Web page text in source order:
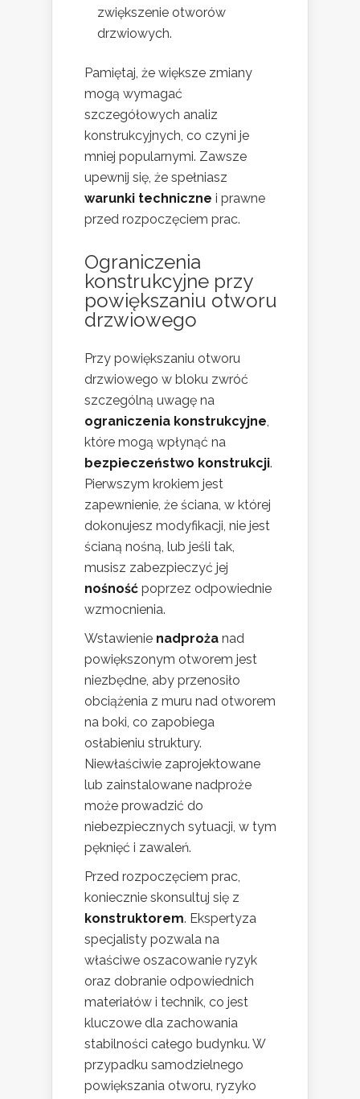
zwiększenie otworów
drzwiowych.
Pamiętaj, że większe zmiany
mogą wymagać
szczegółowych analiz
konstrukcyjnych, co czyni je
mniej popularnymi. Zawsze
upewnij się, że spełniasz
warunki techniczne i prawne
przed rozpoczęciem prac.
Ograniczenia
konstrukcyjne przy
powiększaniu otworu
drzwiowego
Przy powiększaniu otworu
drzwiowego w bloku zwróć
szczególną uwagę na
ograniczenia konstrukcyjne
które mogą wpłynąć na
bezpieczeństwo konstrukcji.
Pierwszym krokiem jest
zapewnienie, że ściana, w której
dokonujesz modyfikacji, nie jest
ścianą nośną, lub jeśli tak,
musisz zabezpieczyć jej
nośność poprzez odpowiednie
wzmocnienia.
Wstawienie nadproża nad
powiększonym otworem jest
niezbędne, aby przenosiło
obciążenia z muru nad otworem
na boki, co zapobiega
osłabieniu struktury.
Niewłaściwie zaprojektowane
lub zainstalowane nadproże
może prowadzić do
niebezpiecznych sytuacji, w tym
pęknięć i zawaleń.
Przed rozpoczęciem prac,
koniecznie skonsultuj się z
konstruktorem. Ekspertyza
specjalisty pozwala na
właściwe oszacowanie ryzyk
oraz dobranie odpowiednich
materiałów i technik, co jest
kluczowe dla zachowania
stabilności całego budynku. W
przypadku samodzielnego
powiększania otworu, ryzyko